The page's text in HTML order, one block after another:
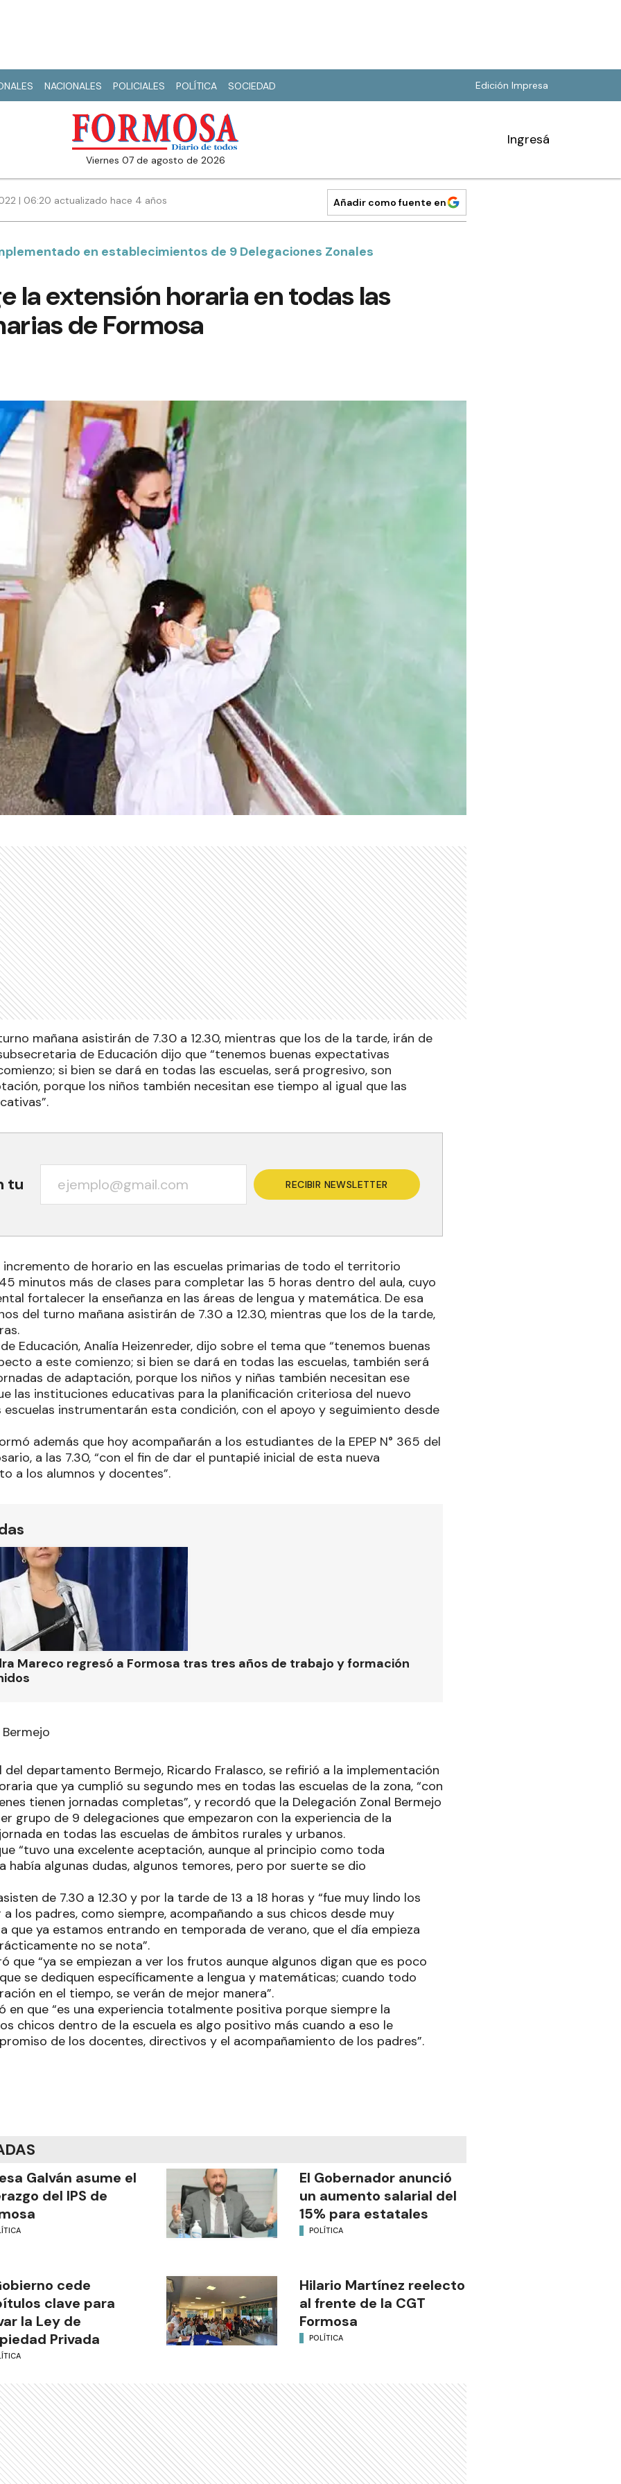
NACIONALES POLICIALES POLÍTICA SOCIEDAD Edición Impresa
viernes 07 de agosto de 2026
Ingresá
| 06:20 actualizado hace 4 años Añadir como fuente en
en establecimientos de 9 Delegaciones Zonales
la extensión horaria en todas las
de Formosa
mañana asistirán de 7.30 a 12.30, mientras que los de la tarde, irán de
de Educación dijo que “tenemos buenas expectativas
si bien se dará en todas las escuelas, será progresivo, son
porque los niños también necesitan ese tiempo al igual que las
tu RECIBIR NEWSLETTER
incremento de horario en las escuelas primarias de todo el territorio
minutos más de clases para completar las 5 horas dentro del aula, cuyo
fortalecer la enseñanza en las áreas de lengua y matemática. De esa
del turno mañana asistirán de 7.30 a 12.30, mientras que los de la tarde,
Educación, Analía Heizenreder, dijo sobre el tema que “tenemos buenas
a este comienzo; si bien se dará en todas las escuelas, también será
de adaptación, porque los niños y niñas también necesitan ese
las instituciones educativas para la planificación criteriosa del nuevo
instrumentarán esta condición, con el apoyo y seguimiento desde
además que hoy acompañarán a los estudiantes de la EPEP N° 365 del
a las 7.30, “con el fin de dar el puntapié inicial de esta nueva
a los alumnos y docentes”.
Mareco regresó a Formosa tras tres años de trabajo y formación
del departamento Bermejo, Ricardo Fralasco, se refirió a la implementación
que ya cumplió su segundo mes en todas las escuelas de la zona, “con
tienen jornadas completas”, y recordó que la Delegación Zonal Bermejo
grupo de 9 delegaciones que empezaron con la experiencia de la
en todas las escuelas de ámbitos rurales y urbanos.
“tuvo una excelente aceptación, aunque al principio como toda
había algunas dudas, algunos temores, pero por suerte se dio
de 7.30 a 12.30 y por la tarde de 13 a 18 horas y “fue muy lindo los
los padres, como siempre, acompañando a sus chicos desde muy
que ya estamos entrando en temporada de verano, que el día empieza
no se nota”.
que “ya se empiezan a ver los frutos aunque algunos digan que es poco
se dediquen específicamente a lengua y matemáticas; cuando todo
en el tiempo, se verán de mejor manera”.
en que “es una experiencia totalmente positiva porque siempre la
chicos dentro de la escuela es algo positivo más cuando a eso le
de los docentes, directivos y el acompañamiento de los padres”.
Galván asume el
del IPS de
El Gobernador anunció
un aumento salarial del
15% para estatales
POLÍTICA
cede
clave para
la Ley de
Privada
Hilario Martínez reelecto
al frente de la CGT
Formosa
POLÍTICA